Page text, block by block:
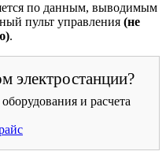
по данным, выводимым
пульт управления (не
.
электростанции?
и расчета